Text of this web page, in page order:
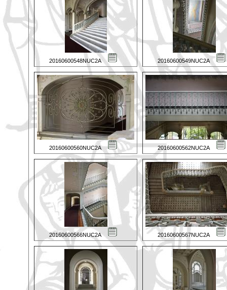
20160600548NUC2A 20160600549NUC2A
20160600560NUC2A 20160600562NUC2A
20160600566NUC2A 20160600567NUC2A